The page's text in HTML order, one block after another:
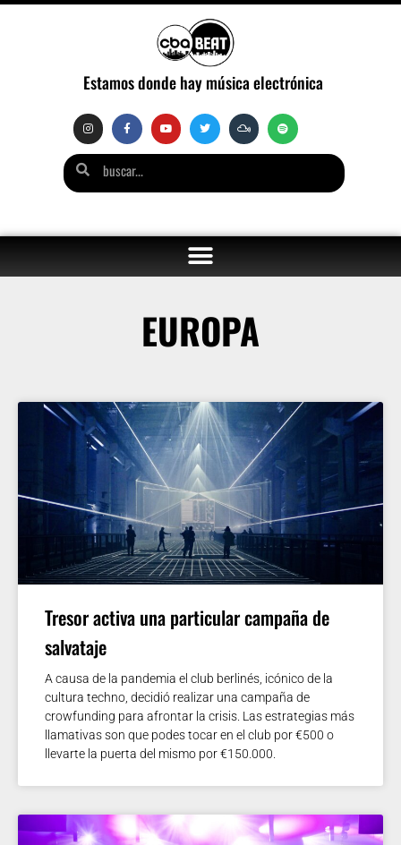
Estamos donde hay música electrónica
EUROPA
Tresor activa una particular campaña de
salvataje
A causa de la pandemia el club berlinés, icónico de la
cultura techno, decidió realizar una campaña de
crowfunding para afrontar la crisis. Las estrategias más
llamativas son que podes tocar en el club por €500 o
llevarte la puerta del mismo por €150.000.